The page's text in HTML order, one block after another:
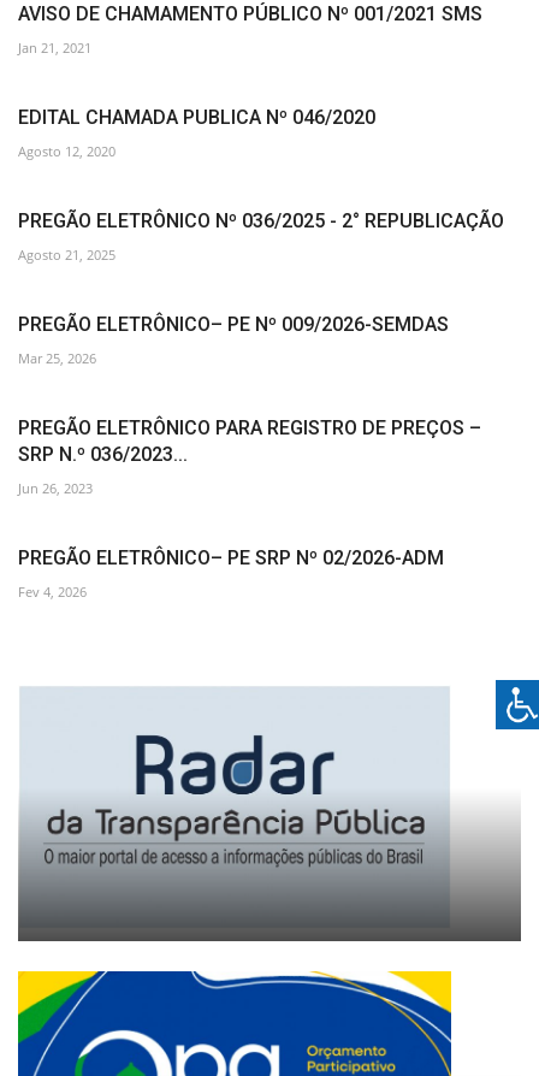
AVISO DE CHAMAMENTO PÚBLICO Nº 001/2021 SMS
Jan 21, 2021
EDITAL CHAMADA PUBLICA Nº 046/2020
Agosto 12, 2020
PREGÃO ELETRÔNICO Nº 036/2025 - 2° REPUBLICAÇÃO
Agosto 21, 2025
PREGÃO ELETRÔNICO– PE Nº 009/2026-SEMDAS
Mar 25, 2026
PREGÃO ELETRÔNICO PARA REGISTRO DE PREÇOS –
SRP N.º 036/2023...
Jun 26, 2023
PREGÃO ELETRÔNICO– PE SRP Nº 02/2026-ADM
Fev 4, 2026